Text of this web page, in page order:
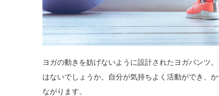
ヨガの動きを妨げないように設計されたヨガパンツ
はないでしょうか。自分が気持ちよく活動ができ、
ながります。